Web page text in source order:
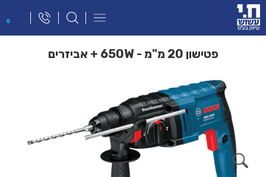
0
פתח
פטישון 20 מ"מ - 650W + אביזרים